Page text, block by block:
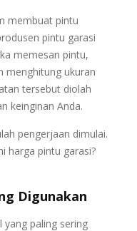
membuat pintu
pintu garasi
memesan pintu,
menghitung ukuran
tersebut diolah
keinginan Anda.
pengerjaan dimulai.
harga pintu garasi?
Digunakan
yang paling sering